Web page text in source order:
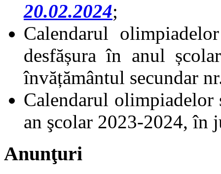
20.02.2024;
Calendarul
desfășura în anul
învățământul secundar
Calendarul olimpiadelor
an şcolar 2023-2024, în
Anunţuri